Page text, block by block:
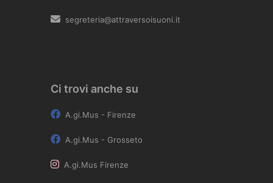
segreteria@attraversoisuoni.it
Ci trovi anche su
A.gi.Mus - Firenze
A.gi.Mus - Grosseto
A.gi.Mus Firenze